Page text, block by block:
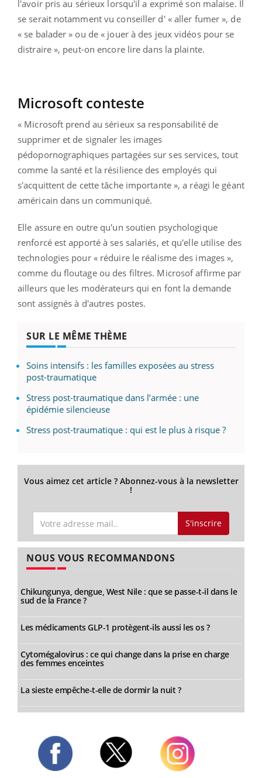
l'avoir pris au sérieux lorsqu'il a exprimé son malaise. Il
se serait notamment vu conseiller d' « aller fumer », de
« se balader » ou de « jouer à des jeux vidéos pour se
distraire », peut-on encore lire dans la plainte.
Microsoft conteste
« Microsoft prend au sérieux sa responsabilité de
supprimer et de signaler les images
pédopornographiques partagées sur ses services, tout
comme la santé et la résilience des employés qui
s'acquittent de cette tâche importante », a réagi le géant
américain dans un communiqué.
Elle assure en outre qu'un soutien psychologique
renforcé est apporté à ses salariés, et qu'elle utilise des
technologies pour « réduire le réalisme des images »,
comme du floutage ou des filtres. Microsof affirme par
ailleurs que les modérateurs qui en font la demande
sont assignés à d'autres postes.
SUR LE MÊME THÈME
Soins intensifs : les familles exposées au stress
post-traumatique
Stress post-traumatique dans l’armée : une
épidémie silencieuse
Stress post-traumatique : qui est le plus à risque ?
Vous aimez cet article ? Abonnez-vous à la newsletter
!
S'inscrire
NOUS VOUS RECOMMANDONS
Chikungunya, dengue, West Nile : que se passe-t-il dans le
sud de la France ?
Les médicaments GLP-1 protègent-ils aussi les os ?
Cytomégalovirus : ce qui change dans la prise en charge
des femmes enceintes
La sieste empêche-t-elle de dormir la nuit ?